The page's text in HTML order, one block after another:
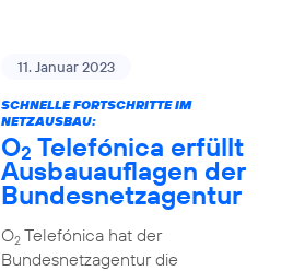
11. Januar 2023
SCHNELLE FORTSCHRITTE IM
NETZAUSBAU:
O2 Telefónica erfüllt
Ausbauauflagen der
Bundesnetzagentur
O2Telefónica hat der
Bundesnetzagentur die